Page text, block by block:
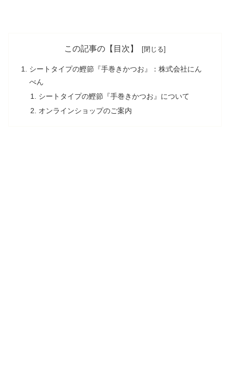
この記事の【目次】
シートタイプの鰹節『手巻きかつお』：株式会社にん
べん
シートタイプの鰹節『手巻きかつお』について
オンラインショップのご案内